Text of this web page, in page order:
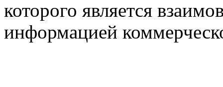
которого является
информацией